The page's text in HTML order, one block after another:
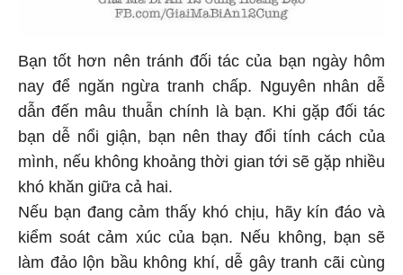
Bạn tốt hơn nên tránh đối tác của bạn ngày hôm
nay để ngăn ngừa tranh chấp. Nguyên nhân dễ
dẫn đến mâu thuẫn chính là bạn. Khi gặp đối tác
bạn dễ nổi giận, bạn nên thay đổi tính cách của
mình, nếu không khoảng thời gian tới sẽ gặp nhiều
khó khăn giữa cả hai.
Nếu bạn đang cảm thấy khó chịu, hãy kín đáo và
kiểm soát cảm xúc của bạn. Nếu không, bạn sẽ
làm đảo lộn bầu không khí, dễ gây tranh cãi cùng